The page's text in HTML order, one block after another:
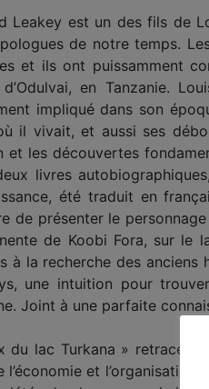
Leakey est un des fils de
de notre temps.
et ils ont puissamment
en Tanzanie.
impliqué dans son
il vivait, et aussi ses
et les découvertes
livres
été traduit en
de présenter le
de Koobi Fora, sur le
à la recherche des anciens
une intuition pour
Joint à une parfaite
du lac Turkana » retrace
l’économie et